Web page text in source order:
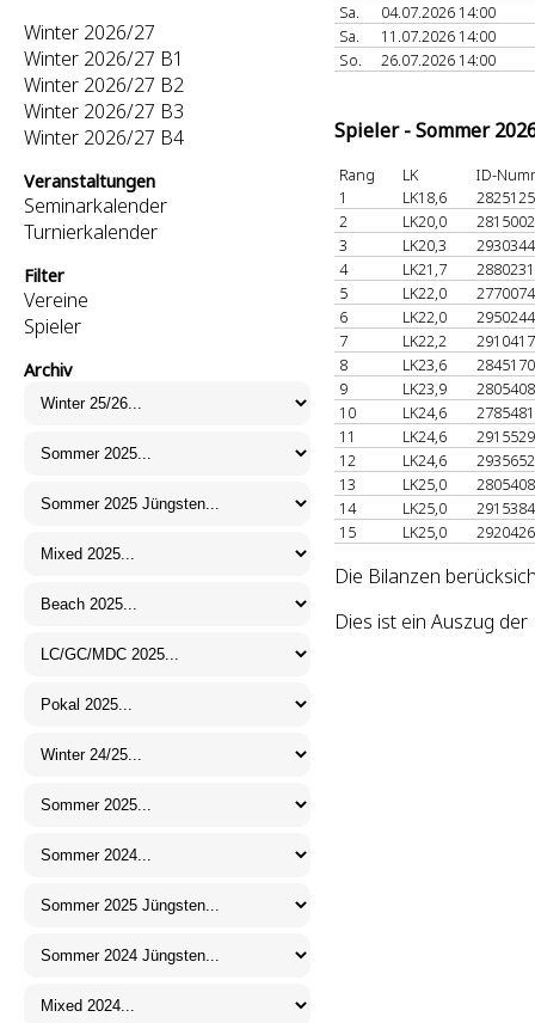
Winter 2026/27
Winter 2026/27 B1
Winter 2026/27 B2
Winter 2026/27 B3
Winter 2026/27 B4
Veranstaltungen
Seminarkalender
Turnierkalender
Filter
Vereine
Spieler
Archiv
Sa.
04.07.2026 14:00
Sa.
11.07.2026 14:00
So.
26.07.2026 14:00
Spieler - Sommer
Rang LK
ID-
1
LK18,6
2
LK20,0
3
LK20,3
4
LK21,7
5
LK22,0
6
LK22,0
7
LK22,2
8
LK23,6
9
LK23,9
10
LK24,6
11
LK24,6
12
LK24,6
13
LK25,0
14
LK25,0
15
LK25,0
Die Bilanzen
Dies ist ein Auszug